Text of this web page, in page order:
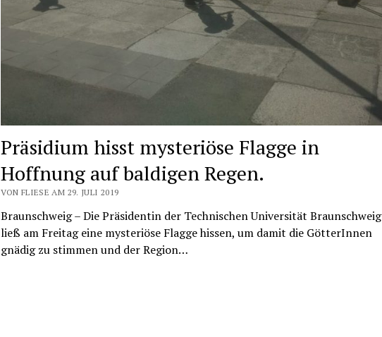
Präsidium hisst mysteriöse Flagge in
Hoffnung auf baldigen Regen.
VON FLIESE AM 29. JULI 2019
Braunschweig – Die Präsidentin der Technischen Universität Braunschweig
ließ am Freitag eine mysteriöse Flagge hissen, um damit die GötterInnen
gnädig zu stimmen und der Region…